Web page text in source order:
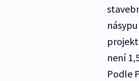
není
Podle